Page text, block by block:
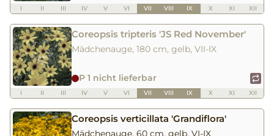
I II III IV V VI VII VIII IX X XI XII
Coreopsis tripteris 'JS Red November'
Mädchenauge, 180 cm, gelb, VII-IX
P 1 nicht lieferbar
I II III IV V VI VII VIII IX X XI XII
Coreopsis verticillata 'Grandiflora'